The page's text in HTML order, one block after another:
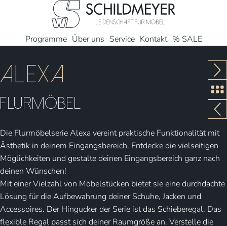
Programme Über uns Service Kontakt % SALE
Alexa
Flur­möbel
Die Flurmöbelserie Alexa vereint praktische Funktionalität mit
Ästhetik in deinem Eingangsbereich. Entdecke die vielseitigen
Möglichkeiten und gestalte deinen Eingangsbereich ganz nach
deinen Wünschen!
Mit einer Vielzahl von Möbelstücken bietet sie eine durchdachte
Lösung für die Aufbewahrung deiner Schuhe, Jacken und
Accessoires. Der Hingucker der Serie ist das Schieberegal. Das
flexible Regal passt sich deiner Raumgröße an. Verstelle die